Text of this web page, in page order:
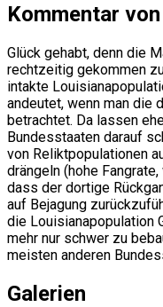
Kommentar
Glück gehabt, denn die
rechtzeitig gekommen
intakte
andeutet, wenn man die
betrachtet. Da lassen
Bundesstaaten darauf
von Reliktpopulationen
drängeln (hohe
dass der dortige
auf Bejagung
die Louisianapopulation
mehr nur schwer zu
meisten anderen
Galerien